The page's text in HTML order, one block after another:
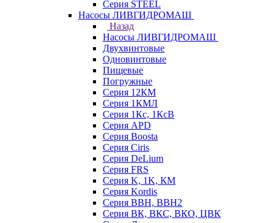
Серия STEEL
Насосы ЛИВГИДРОМАШ
Назад
Насосы ЛИВГИДРОМАШ
Двухвинтовые
Одновинтовые
Пищевые
Погружные
Серия 12КМ
Серия 1КМЛ
Серия 1Кс, 1КсВ
Серия APD
Серия Boosta
Серия Ciris
Серия DeLium
Серия FRS
Серия K, 1K, КМ
Серия Kordis
Серия ВВН, ВВН2
Серия ВК, ВКС, ВКО, ЦВК